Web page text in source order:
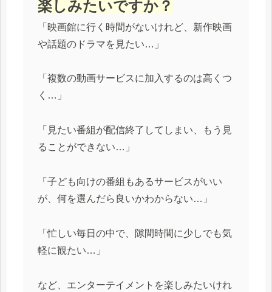
楽しみたいですか？
「映画館に行く時間がないけれど、新作映画
や話題のドラマを見たい…」
「複数の動画サービスに加入するのは高くつ
く…」
「見たい番組が配信終了してしまい、もう見
ることができない…」
「子ども向けの番組もあるサービスがいい
が、何を選んだら良いかわからない…」
「忙しい毎日の中で、隙間時間に少しでも気
軽に観たい…」
など、エンターテイメントを楽しみたいけれ